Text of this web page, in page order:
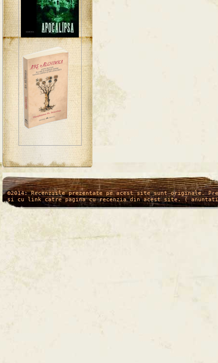
/* */
©2014: Recenziile prezentate pe acest site sunt originale.
si cu link catre pagina cu recenzia din acest site. (